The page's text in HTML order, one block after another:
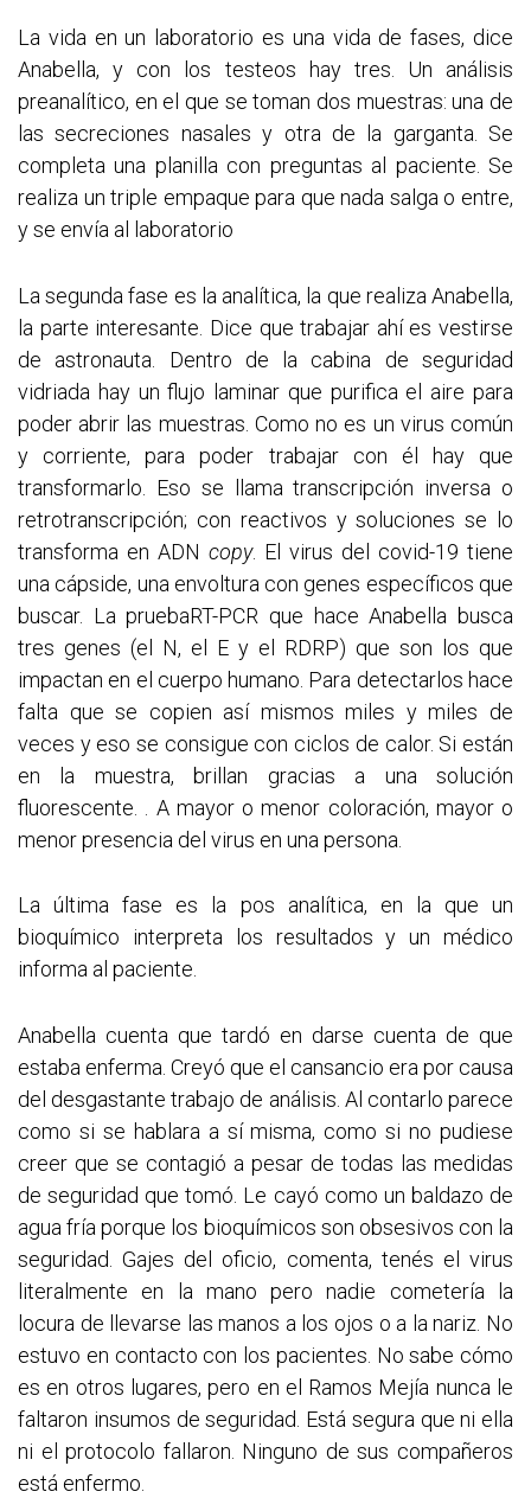
La vida en un laboratorio es una vida de fases, dice
Anabella, y con los testeos hay tres. Un análisis
preanalítico, en el que se toman dos muestras: una de
las secreciones nasales y otra de la garganta. Se
completa una planilla con preguntas al paciente. Se
realiza un triple empaque para que nada salga o entre,
y se envía al laboratorio
La segunda fase es la analítica, la que realiza Anabella,
la parte interesante. Dice que trabajar ahí es vestirse
de astronauta. Dentro de la cabina de seguridad
vidriada hay un flujo laminar que purifica el aire para
poder abrir las muestras. Como no es un virus común
y corriente, para poder trabajar con él hay que
transformarlo. Eso se llama transcripción inversa o
retrotranscripción; con reactivos y soluciones se lo
transforma en ADN copy. El virus del covid-19 tiene
una cápside, una envoltura con genes específicos que
buscar. La pruebaRT-PCR que hace Anabella busca
tres genes (el N, el E y el RDRP) que son los que
impactan en el cuerpo humano. Para detectarlos hace
falta que se copien así mismos miles y miles de
veces y eso se consigue con ciclos de calor. Si están
en la muestra, brillan gracias a una solución
fluorescente. . A mayor o menor coloración, mayor o
menor presencia del virus en una persona.
La última fase es la pos analítica, en la que un
bioquímico interpreta los resultados y un médico
informa al paciente.
Anabella cuenta que tardó en darse cuenta de que
estaba enferma. Creyó que el cansancio era por causa
del desgastante trabajo de análisis. Al contarlo parece
como si se hablara a sí misma, como si no pudiese
creer que se contagió a pesar de todas las medidas
de seguridad que tomó. Le cayó como un baldazo de
agua fría porque los bioquímicos son obsesivos con la
seguridad. Gajes del oficio, comenta, tenés el virus
literalmente en la mano pero nadie cometería la
locura de llevarse las manos a los ojos o a la nariz. No
estuvo en contacto con los pacientes. No sabe cómo
es en otros lugares, pero en el Ramos Mejía nunca le
faltaron insumos de seguridad. Está segura que ni ella
ni el protocolo fallaron. Ninguno de sus compañeros
está enfermo.